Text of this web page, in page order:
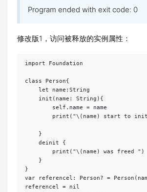
Program ended with exit code: 0
修改版1，访问被释放的实例属性：
import Foundation
class Person{
    let name:String
    init(name: String){
        self.name = name
print("\(name) start to
    }
    deinit {
        print("\(name) was freed ")
    }
}
var referencel: Person? =
referencel = nil